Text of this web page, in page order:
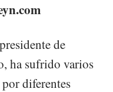
de
ha sufrido varios
por diferentes